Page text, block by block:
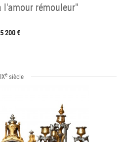
l'amour rémouleur"
5 200 €
e siècle